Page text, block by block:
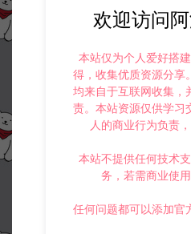
欢迎访问
本站仅为个人爱好搭
得，收集优质资源分享
均来自于互联网收集，
责。本站资源仅供学习
人的商业行为负责
本站不提供任何技术
务，若需商业使用
任何问题都可以添加官